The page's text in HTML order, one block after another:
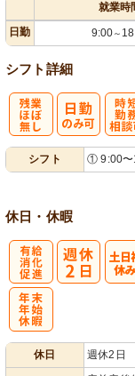
就業時
日勤
9:00～
シフト詳細
シフト ① 9:00〜
休日・休暇
休日
週休2日